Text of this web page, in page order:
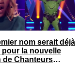
nom serait déjà
la nouvelle
de Chanteurs